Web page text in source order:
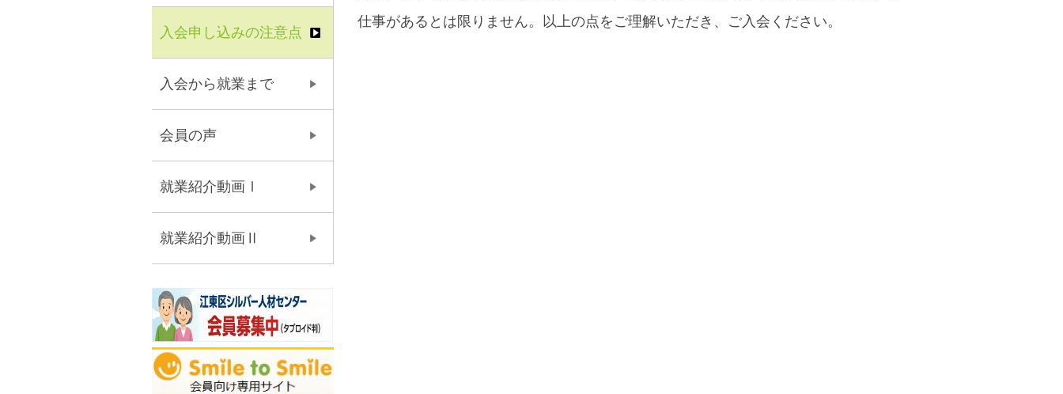
仕事があるとは限りません。以上の点をご理解いただき、ご入会ください。
入会申し込みの注意点
入会から就業まで
会員の声
就業紹介動画Ⅰ
就業紹介動画Ⅱ